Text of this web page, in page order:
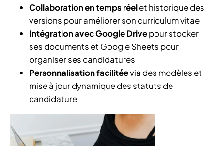
Collaboration en temps réelet historique des
versions pour améliorer son curriculum vitae
Intégration avec Google Drivepour stocker
ses documents et Google Sheets pour
organiser ses candidatures
Personnalisation facilitéevia des modèles et
mise à jour dynamique des statuts de
candidature